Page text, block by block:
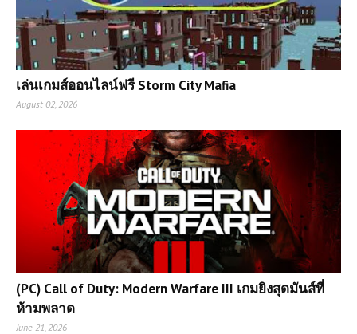
เล่นเกมส์ออนไลน์ฟรี Storm City Mafia
August 02, 2026
(PC) Call of Duty: Modern Warfare III เกมยิงสุดมันส์ที่
ห้ามพลาด
June 21, 2026